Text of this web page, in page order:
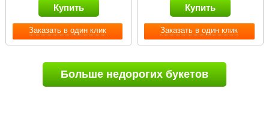
Заказать в один клик
Купить
Заказать в один клик
Купить
Больше недорогих букетов